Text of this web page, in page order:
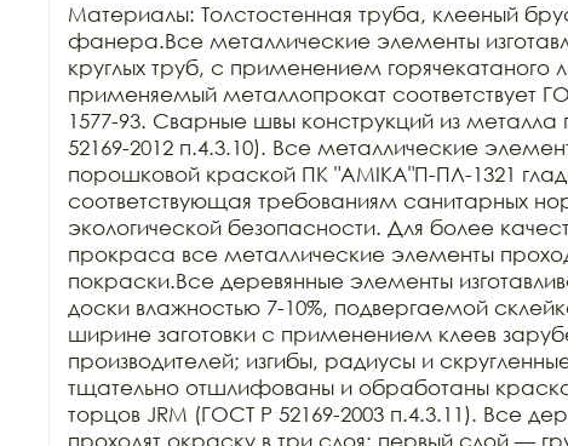
Материалы: Толстостенная труба, клееный
фанера.Все металлические элементы
круглых труб, с применением горячекатаного
применяемый металлопрокат соответствует
1577-93. Сварные швы конструкций из металла
52169-2012 п.4.3.10). Все металлические
порошковой краской ПК "АМIKA"П-ПЛ-1321
соответствующая требованиям санитарных
экологической безопасности. Для более
прокраса все металлические элементы
покраски.Все деревянные элементы
доски влажностью 7-10%, подвергаемой
ширине заготовки с применением клеев
производителей; изгибы, радиусы и
тщательно отшлифованы и обработаны
торцов JRM (ГОСТ Р 52169-2003 п.4.3.11). Все
проходят окраску в три слоя: первый слой —